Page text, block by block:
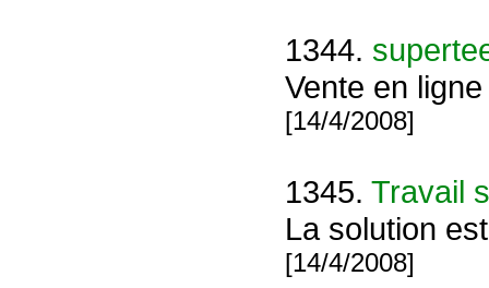
1344.
Vente en
[14/4/2008]
1345. Travail
La solution
[14/4/2008]